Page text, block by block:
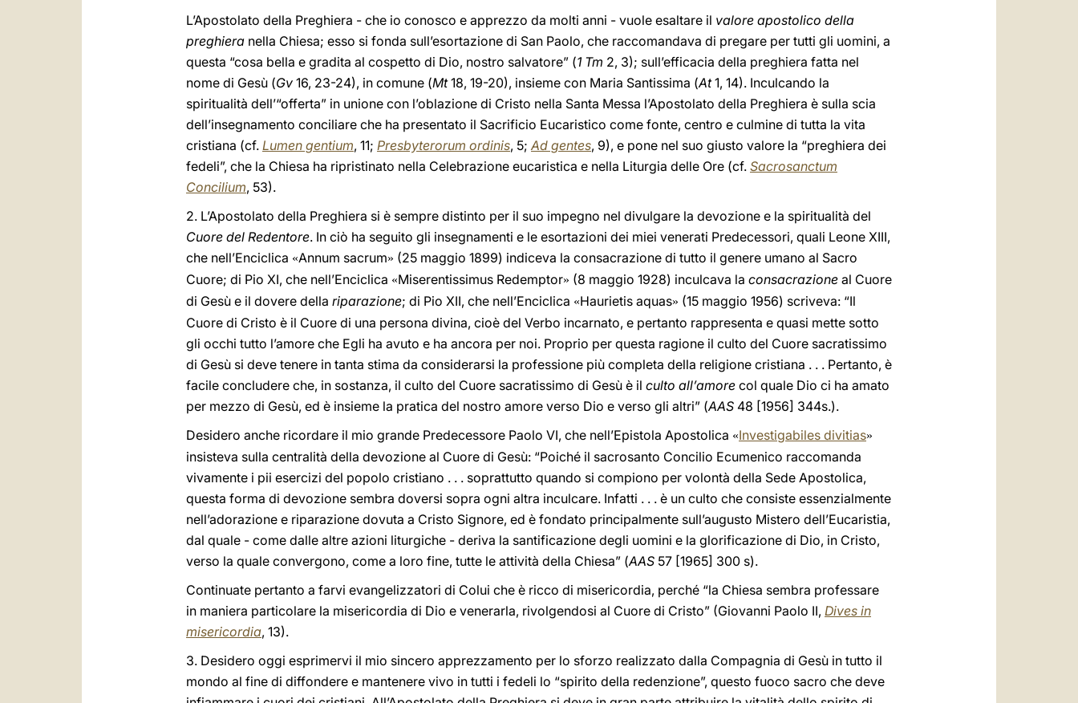
L’Apostolato della Preghiera - che io conosco e apprezzo da molti anni - vuole esaltare il valore apostolico della
preghiera nella Chiesa; esso si fonda sull’esortazione di San Paolo, che raccomandava di pregare per tutti gli uomini, a
questa “cosa bella e gradita al cospetto di Dio, nostro salvatore” (1 Tm 2, 3); sull’efficacia della preghiera fatta nel
nome di Gesù (Gv 16, 23-24), in comune (Mt18, 19-20), insieme con Maria Santissima (At1, 14). Inculcando la
spiritualità dell’“offerta” in unione con l’oblazione di Cristo nella Santa Messa l’Apostolato della Preghiera è sulla scia
dell’insegnamento conciliare che ha presentato il Sacrificio Eucaristico come fonte, centro e culmine di tutta la vita
cristiana (cf. Lumen gentium, 11; Presbyterorum ordinis, 5; Ad gentes, 9), e pone nel suo giusto valore la “preghiera dei
fedeli”, che la Chiesa ha ripristinato nella Celebrazione eucaristica e nella Liturgia delle Ore (cf. Sacrosanctum
Concilium, 53).
2. L’Apostolato della Preghiera si è sempre distinto per il suo impegno nel divulgare la devozione e la spiritualità del
Cuore del Redentore. In ciò ha seguito gli insegnamenti e le esortazioni dei miei venerati Predecessori, quali Leone XIII,
che nell’Enciclica «Annum sacrum» (25 maggio 1899) indiceva la consacrazione di tutto il genere umano al Sacro
Cuore; di Pio XI, che nell’Enciclica «Miserentissimus Redemptor» (8 maggio 1928) inculcava la consacrazione al Cuore
di Gesù e il dovere della riparazione; di Pio XII, che nell’Enciclica «Haurietis aquas» (15 maggio 1956) scriveva: “Il
Cuore di Cristo è il Cuore di una persona divina, cioè del Verbo incarnato, e pertanto rappresenta e quasi mette sotto
gli occhi tutto l’amore che Egli ha avuto e ha ancora per noi. Proprio per questa ragione il culto del Cuore sacratissimo
di Gesù si deve tenere in tanta stima da considerarsi la professione più completa della religione cristiana . . . Pertanto, è
facile concludere che, in sostanza, il culto del Cuore sacratissimo di Gesù è il culto all’amore col quale Dio ci ha amato
per mezzo di Gesù, ed è insieme la pratica del nostro amore verso Dio e verso gli altri” (AAS 48 [1956] 344s.).
Desidero anche ricordare il mio grande Predecessore Paolo VI, che nell’Epistola Apostolica «Investigabiles divitias»
insisteva sulla centralità della devozione al Cuore di Gesù: “Poiché il sacrosanto Concilio Ecumenico raccomanda
vivamente i pii esercizi del popolo cristiano . . . soprattutto quando si compiono per volontà della Sede Apostolica,
questa forma di devozione sembra doversi sopra ogni altra inculcare. Infatti . . . è un culto che consiste essenzialmente
nell’adorazione e riparazione dovuta a Cristo Signore, ed è fondato principalmente sull’augusto Mistero dell’Eucaristia,
dal quale - come dalle altre azioni liturgiche - deriva la santificazione degli uomini e la glorificazione di Dio, in Cristo,
verso la quale convergono, come a loro fine, tutte le attività della Chiesa” (AAS 57 [1965] 300 s).
Continuate pertanto a farvi evangelizzatori di Colui che è ricco di misericordia, perché “la Chiesa sembra professare
in maniera particolare la misericordia di Dio e venerarla, rivolgendosi al Cuore di Cristo” (Giovanni Paolo II, Dives in
misericordia, 13).
3. Desidero oggi esprimervi il mio sincero apprezzamento per lo sforzo realizzato dalla Compagnia di Gesù in tutto il
mondo al fine di diffondere e mantenere vivo in tutti i fedeli lo “spirito della redenzione”, questo fuoco sacro che deve